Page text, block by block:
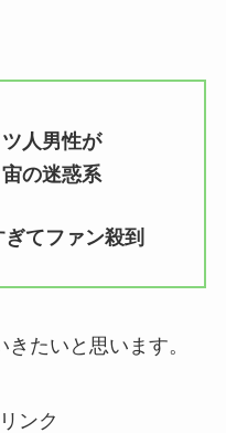
人男性が
の迷惑系
てファン殺到
たいと思います。
ンク